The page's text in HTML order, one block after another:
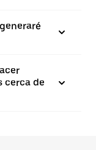
cerca de